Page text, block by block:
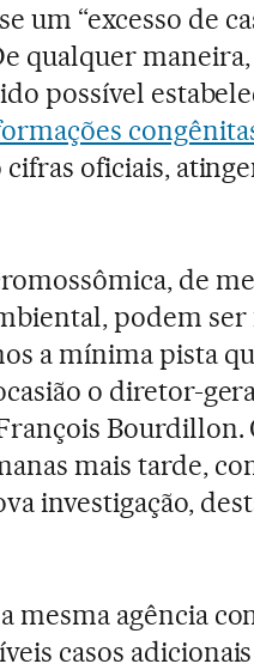
um “excesso de
qualquer
possível
oficiais,
de
podem ser
a mínima pista
o diretor-
Bourdillon.
mais tarde,
investigação,
mesma agência
casos